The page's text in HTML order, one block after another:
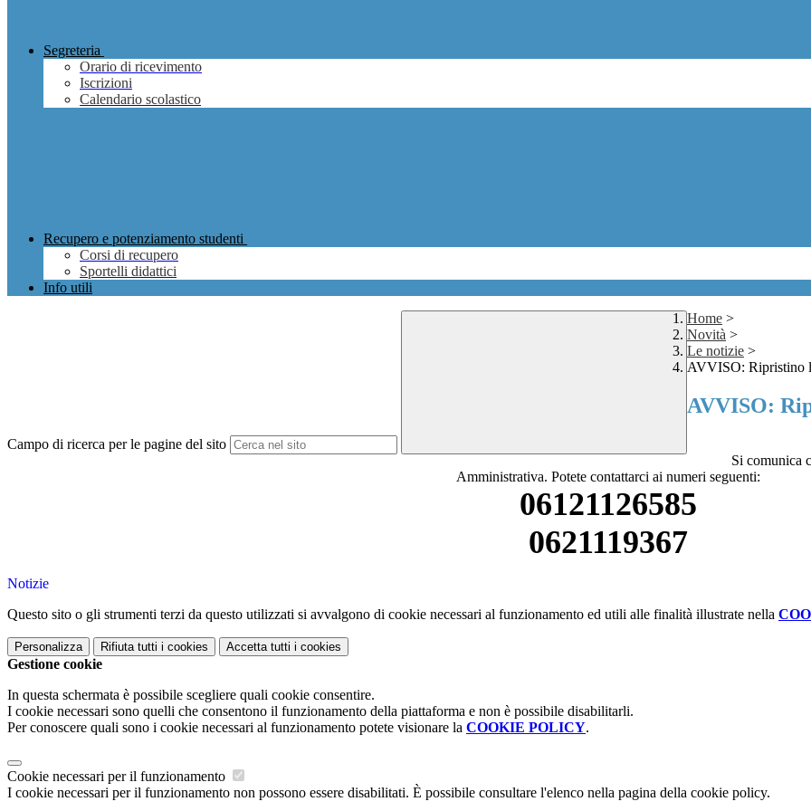
Segreteria
Orario di ricevimento
Iscrizioni
Calendario scolastico
Recupero e potenziamento studenti
Corsi di recupero
Sportelli didattici
Info utili
Campo di ricerca per le pagine del sito
Home >
Novità >
Le notizie >
AVVISO: Ripristino
AVVISO:
Si comunica
Amministrativa. Potete contattarci ai numeri seguenti:
06121126585
0621119367
Notizie
Questo sito o gli strumenti terzi da questo utilizzati si avvalgono di cookie necessari al funzionamento ed utili alle finalità illustrate nella
Personalizza Rifiuta tutti i cookies Accetta tutti i cookies
Gestione cookie
In questa schermata è possibile scegliere quali cookie consentire.
I cookie necessari sono quelli che consentono il funzionamento della piattaforma e non è possibile disabilitarli.
Per conoscere quali sono i cookie necessari al funzionamento potete visionare la COOKIE POLICY.
Cookie necessari per il funzionamento
I cookie necessari per il funzionamento non possono essere disabilitati. È possibile consultare l'elenco nella pagina della cookie policy.